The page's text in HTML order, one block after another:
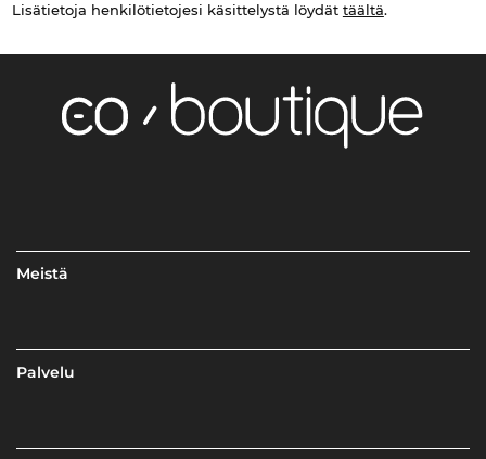
Lisätietoja henkilötietojesi käsittelystä löydät täältä.
Meistä
Palvelu